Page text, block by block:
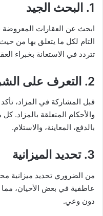
1. البحث الجيد
ابحث عن العقارات المعروضة
التام لكل ما يتعلق بها من حيث
تتردد في الاستعانة بخبراء
2. التعرف على
قبل المشاركة في المزاد،
والأحكام المتعلقة بالمزاد.
بالدفع، المعاينة، والاستلام.
3. تحديد الميزانية
من الضروري تحديد ميزانية
عاطفية في بعض الأحيان، مما
دون وعي.